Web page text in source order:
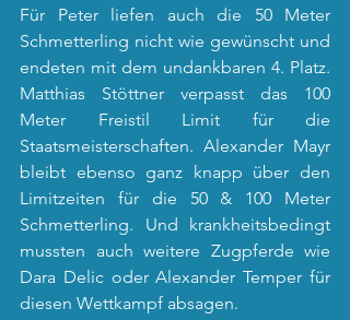
Für Peter liefen auch die 50 Meter
Schmetterling nicht wie gewünscht und
endeten mit dem undankbaren 4. Platz.
Matthias Stöttner verpasst das 100
Meter Freistil Limit für die
Staatsmeisterschaften. Alexander Mayr
bleibt ebenso ganz knapp über den
Limitzeiten für die 50 & 100 Meter
Schmetterling. Und krankheitsbedingt
mussten auch weitere Zugpferde wie
Dara Delic oder Alexander Temper für
diesen Wettkampf absagen.